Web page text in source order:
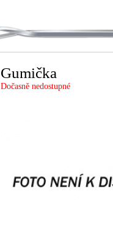
Gumička
Dočasně nedostupné